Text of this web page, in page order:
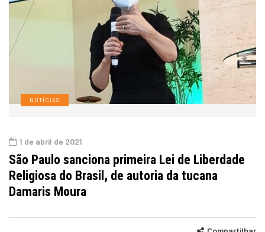
NOTÍCIAS
1 de abril de 2021
São Paulo sanciona primeira Lei de Liberdade
Religiosa do Brasil, de autoria da tucana
Damaris Moura